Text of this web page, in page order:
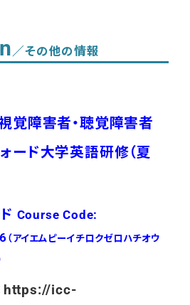
／その他の情報
覚障害者・聴覚障害者
ード大学英語研修（夏
Course Code:
（アイエムピーイチロクゼロハチオウ
https://icc-